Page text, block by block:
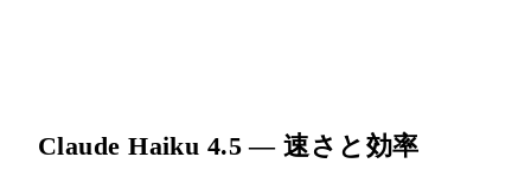
Claude Haiku 4.5 — 速さと効率